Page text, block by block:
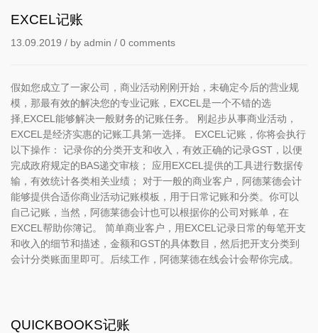
EXCEL记账
13.09.2019 / by admin / 0 comments
假如您成立了一家公司，商业活动刚刚开始，未确定今后的营业规
模，那最有效的解决您的专业记账，EXCEL是一个不错的选
择,EXCEL能够解决一般财务的记账任务。 刚起步从事商业活动，
EXCEL是经济实惠的记账工具第一选择。 EXCEL记账，你将会执行
以下操作： 记录你的分类开支和收入，有效正确的记录GST，以便
完成政府规定的BAS递交审核； 应用EXCEL提供的工具进行数据传
输，有效统计各类相关业绩； 对于一般的商业客户，阿德莱德会计
能够提供合适你商业活动记账模板，用于日常记账和分类。你可以
自己记账，当然，阿德莱德会计也可以根据你的公司对账单，在
EXCEL帮助你簿记。 简单商业客户，用EXCEL记录日常的每笔开支
和收入的细节和描述，金额和GST的具体数目，然后把开支分类到
会计分类账面里即可。后续工作，阿德莱德在线会计会帮你完成。
QUICKBOOKS记账